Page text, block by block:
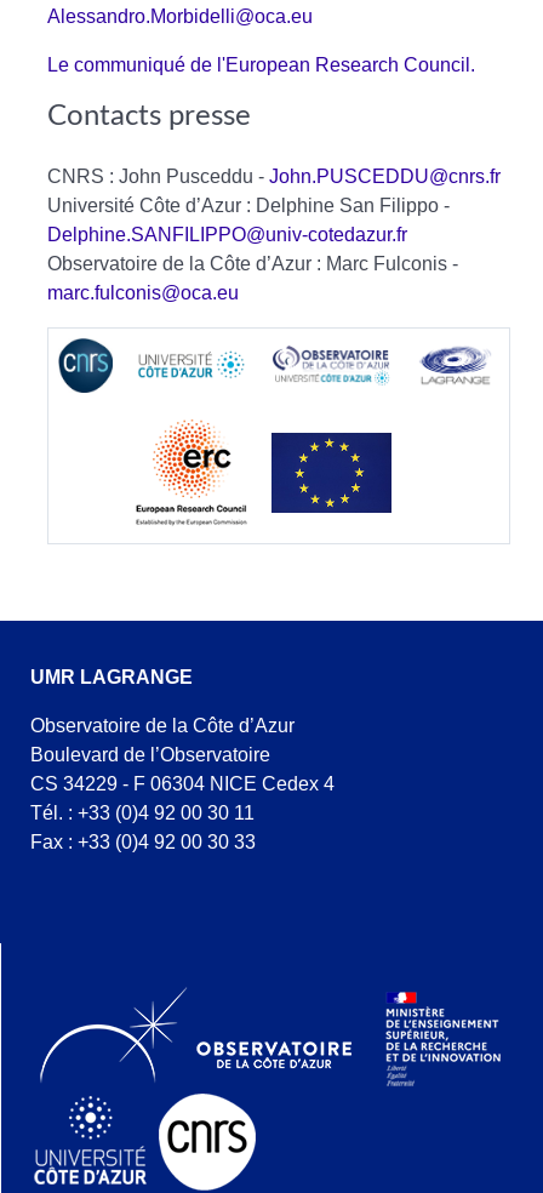
Alessandro.Morbidelli@oca.eu
Le communiqué de l'European Research Council.
Contacts presse
CNRS : John Pusceddu - John.PUSCEDDU@cnrs.fr
Université Côte d’Azur : Delphine San Filippo -
Delphine.SANFILIPPO@univ-cotedazur.fr
Observatoire de la Côte d’Azur : Marc Fulconis -
marc.fulconis@oca.eu
UMR LAGRANGE
Observatoire de la Côte d’Azur
Boulevard de l’Observatoire
CS 34229 - F 06304 NICE Cedex 4
Tél. : +33 (0)4 92 00 30 11
Fax : +33 (0)4 92 00 30 33